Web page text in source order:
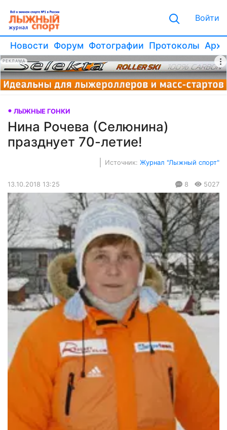
Войти
Новости Форум Фотографии Протоколы
РЕКЛАМА
ЛЫЖНЫЕ ГОНКИ
Нина Рочева (Селюнина)
празднует 70-летие!
Источник: Журнал "Лыжный спорт"
13.10.2018 13:25 8 5027